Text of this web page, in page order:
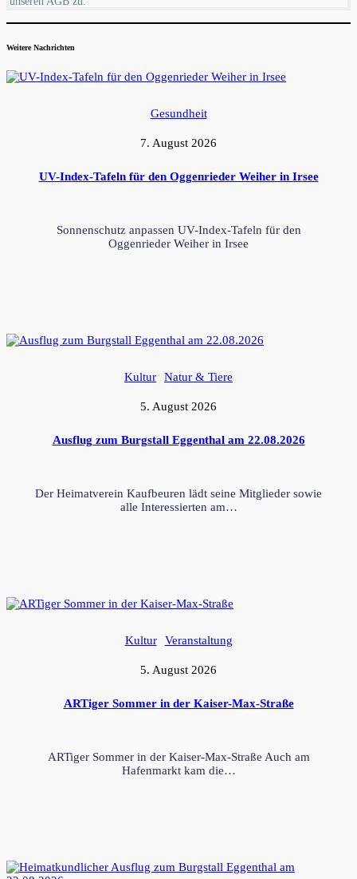
Weitere Nachrichten
Gesundheit
7. August 2026
UV-Index-Tafeln für den Oggenrieder Weiher in Irsee
Sonnenschutz anpassen UV-Index-Tafeln für den
Oggenrieder Weiher in Irsee
Kultur Natur & Tiere
5. August 2026
Ausflug zum Burgstall Eggenthal am 22.08.2026
Der Heimatverein Kaufbeuren lädt seine Mitglieder sowie
alle Interessierten am…
Kultur Veranstaltung
5. August 2026
ARTiger Sommer in der Kaiser-Max-Straße
ARTiger Sommer in der Kaiser-Max-Straße Auch am
Hafenmarkt kam die…